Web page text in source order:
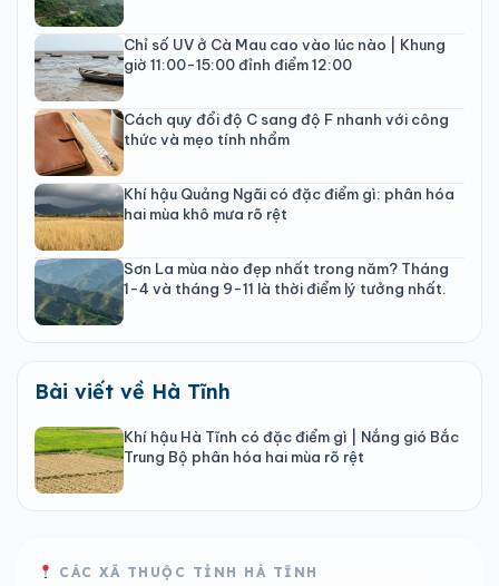
Chỉ số UV ở Cà Mau cao vào lúc nào | Khung
giờ 11:00-15:00 đỉnh điểm 12:00
Cách quy đổi độ C sang độ F nhanh với công
thức và mẹo tính nhẩm
Khí hậu Quảng Ngãi có đặc điểm gì: phân hóa
hai mùa khô mưa rõ rệt
Sơn La mùa nào đẹp nhất trong năm? Tháng
1-4 và tháng 9-11 là thời điểm lý tưởng nhất.
Bài viết về Hà Tĩnh
Khí hậu Hà Tĩnh có đặc điểm gì | Nắng gió Bắc
Trung Bộ phân hóa hai mùa rõ rệt
CÁC XÃ THUỘC TỈNH HÀ TĨNH